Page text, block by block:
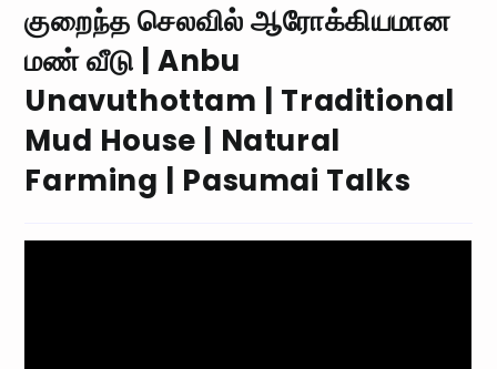
குறைந்த செலவில் ஆரோக்கியமான
மண் வீடு | Anbu
Unavuthottam | Traditional
Mud House | Natural
Farming | Pasumai Talks